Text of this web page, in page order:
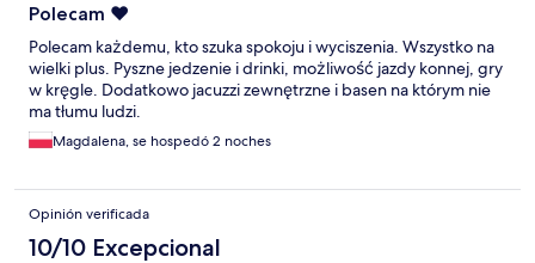
Polecam ❤️
Polecam każdemu, kto szuka spokoju i wyciszenia. Wszystko na
wielki plus. Pyszne jedzenie i drinki, możliwość jazdy konnej, gry
w kręgle. Dodatkowo jacuzzi zewnętrzne i basen na którym nie
ma tłumu ludzi.
Magdalena, se hospedó 2 noches
Opinión verificada
10/10 Excepcional